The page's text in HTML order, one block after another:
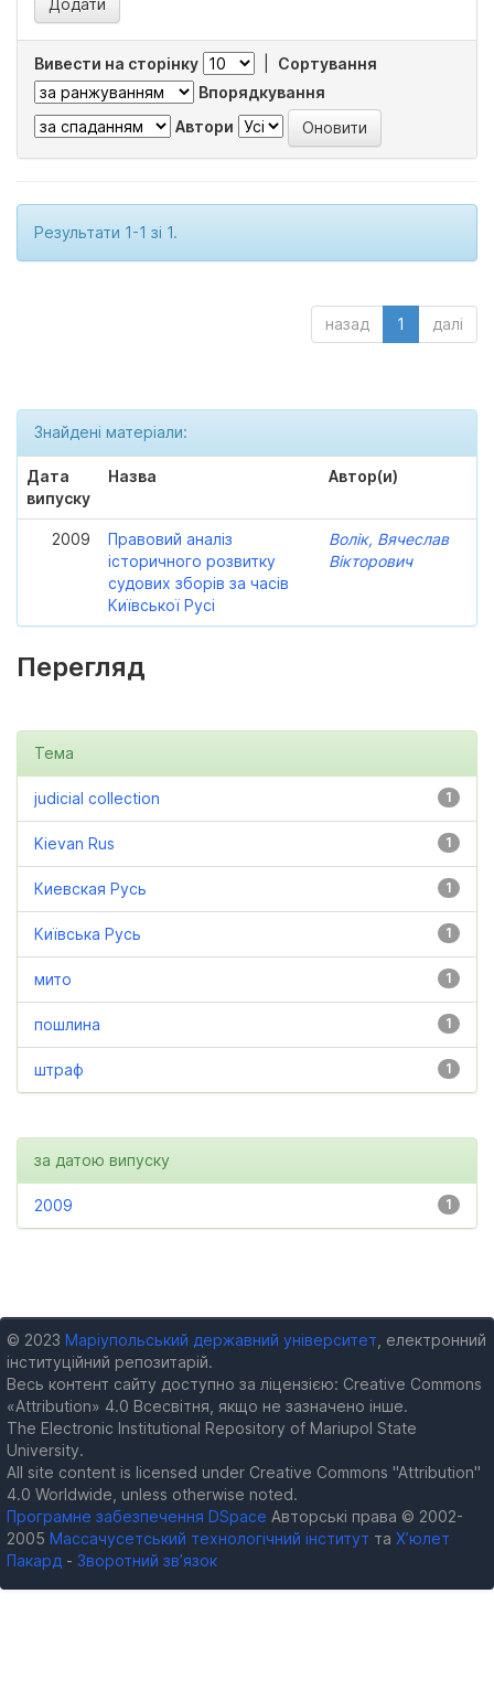
Вивести на сторінку
Сортування
Впорядкування
Автори
Результати 1-1 зі 1.
назад 1 далі
Знайдені матеріали:
Дата
випуску
Назва Автор(и)
2009
Правовий аналіз
історичного розвитку
судових зборів за часів
Київської Русі
Волік, Вячеслав
Вікторович
Перегляд
Тема
1
judicial collection
1
Kievan Rus
1
Киевская Русь
1
Київська Русь
1
мито
1
пошлина
1
штраф
за датою випуску
1
2009
© 2023 Маріупольський державний університет , електронний
інституційний репозитарій.
Весь контент сайту доступно за ліцензією: Creative Commons
«Attribution» 4.0 Всесвітня, якщо не зазначено інше.
The Electronic Institutional Repository of Mariupol State
University.
All site content is licensed under Creative Commons "Attribution"
4.0 Worldwide, unless otherwise noted.
Програмне забезпечення DSpace Авторські права © 2002-
2005 Массачусетський технологічний інститут та Х’юлет
Пакард - Зворотний зв’язок